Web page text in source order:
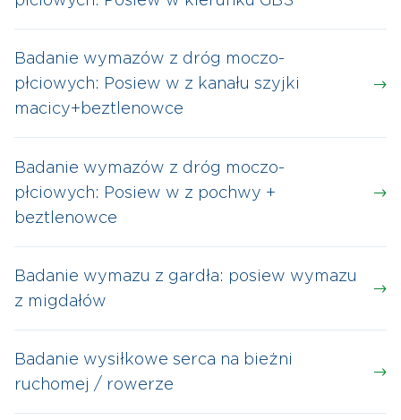
Badanie wymazów z dróg moczo-
płciowych: Posiew w z kanału szyjki
macicy+beztlenowce
Badanie wymazów z dróg moczo-
płciowych: Posiew w z pochwy +
beztlenowce
Badanie wymazu z gardła: posiew wymazu
z migdałów
Badanie wysiłkowe serca na bieżni
ruchomej / rowerze